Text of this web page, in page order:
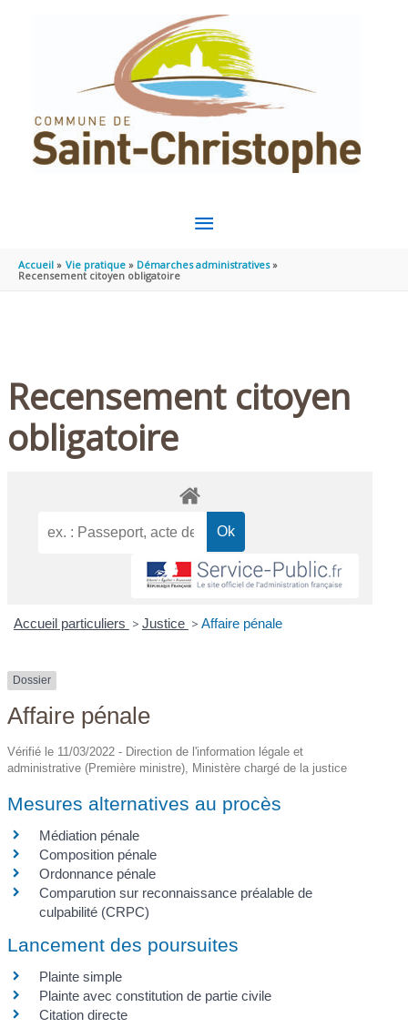
MENU
PRINCIPAL
Accueil Vie pratique
Démarches administratives
Recensement citoyen obligatoire
Recensement citoyen
obligatoire
Accueil particuliers > Justice > Affaire pénale
Dossier
Affaire pénale
Vérifié le 11/03/2022 - Direction de l'information légale et
administrative (Première ministre), Ministère chargé de la justice
Mesures alternatives au procès
Médiation pénale
Composition pénale
Ordonnance pénale
Comparution sur reconnaissance préalable de
culpabilité (CRPC)
Lancement des poursuites
Plainte simple
Plainte avec constitution de partie civile
Citation directe